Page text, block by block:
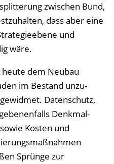
zwischen Bund,
dass aber eine
und
wäre.
dem Neubau
im Bestand unzu-
Datenschutz,
Denkmal-
Kosten und
Sprünge zur